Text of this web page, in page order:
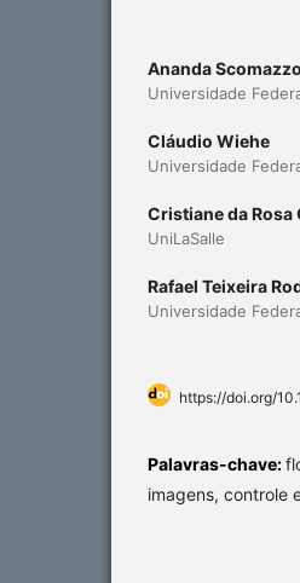
Ananda
Universidade
Cláudio Wiehe
Universidade
Cristiane da Rosa
UniLaSalle
Rafael Teixeira
Universidade
https://doi.org/
Palavras-chave:
imagens, controle